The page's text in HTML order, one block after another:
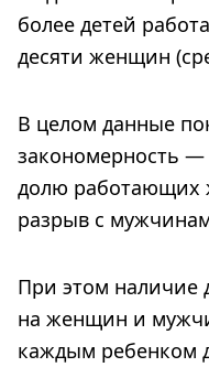
более детей
десяти женщин
В целом данные
закономерность —
долю работающих
разрыв с
При этом наличие
на женщин и
каждым ребенком